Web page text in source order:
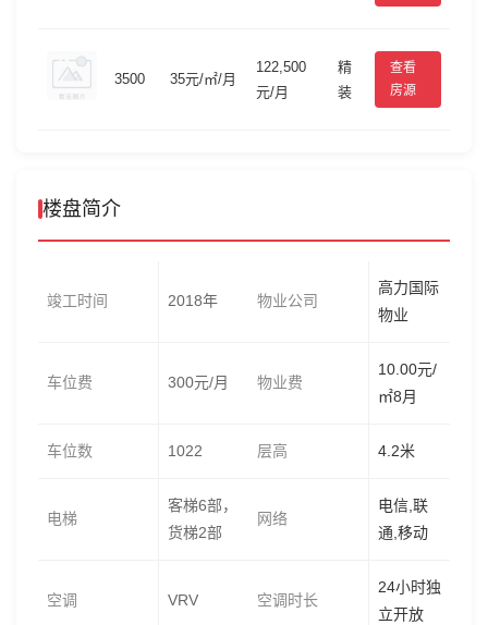
3500 35元/㎡/月
122,500
元/月
精
装
查看
房源
楼盘简介
竣工时间 2018年 物业公司
高力国际
物业
车位费 300元/月 物业费
10.00元/
㎡8月
车位数 1022 层高 4.2米
电梯
客梯6部，
货梯2部
网络
电信,联
通,移动
空调 VRV 空调时长
24小时独
立开放